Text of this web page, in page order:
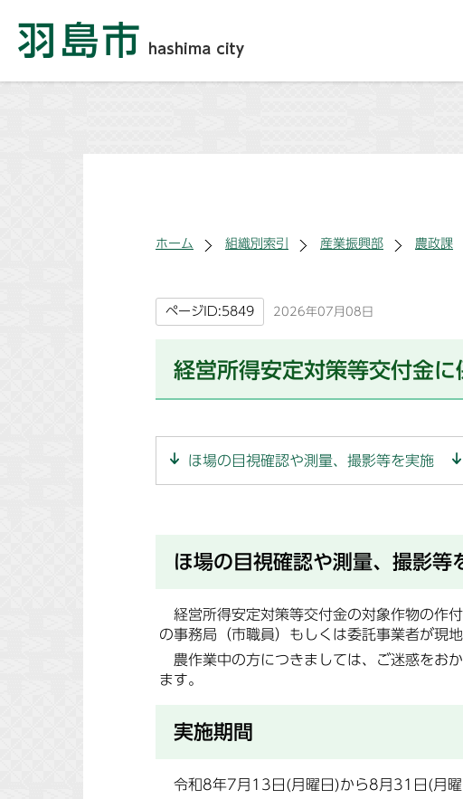
ホーム 組織別索引 産業振興部 農政課
ページID:5849 2026年07月08日
経営所得安定対策等交付金に
ほ場の目視確認や測量、撮影等を実施
ほ場の目視確認や測量、撮影等
経営所得安定対策等交付金の対象作物の作
の事務局（市職員）もしくは委託事業者が現
農作業中の方につきましては、ご迷惑をお
ます。
実施期間
令和8年7月13日(月曜日)から8月31日(月曜